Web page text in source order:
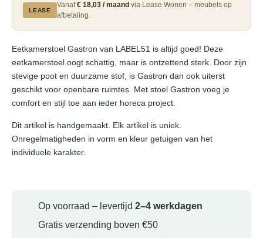
LEASE
Vanaf€ 18,03 / maand via Lease Wonen – meubels op
afbetaling.
Eetkamerstoel Gastron van LABEL51 is altijd goed! Deze
eetkamerstoel oogt schattig, maar is ontzettend sterk. Door zijn
stevige poot en duurzame stof, is Gastron dan ook uiterst
geschikt voor openbare ruimtes. Met stoel Gastron voeg je
comfort en stijl toe aan ieder horeca project.
Dit artikel is handgemaakt. Elk artikel is uniek.
Onregelmatigheden in vorm en kleur getuigen van het
individuele karakter.
Op voorraad – levertijd 2–4 werkdagen
Gratis verzending boven €50